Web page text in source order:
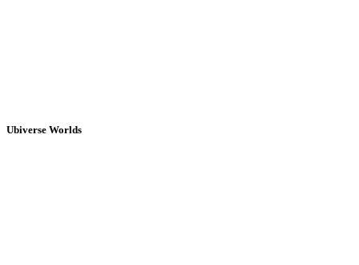
Ubiverse Worlds